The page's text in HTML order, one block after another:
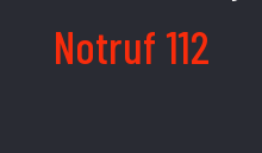
Notruf 112